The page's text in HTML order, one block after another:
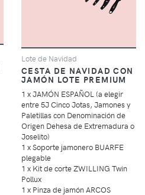
Lote de Navidad
CESTA DE NAVIDAD CON
JAMÓN LOTE PREMIUM
1 x JAMÓN ESPAÑOL (a elegir
entre 5J Cinco Jotas, Jamones y
Paletillas con Denominación de
Origen Dehesa de Extremadura o
Joselito)
1 x Soporte jamonero BUARFE
plegable
1 x Kit de corte ZWILLING Twin
Pollux
1 x Pinza de jamón ARCOS